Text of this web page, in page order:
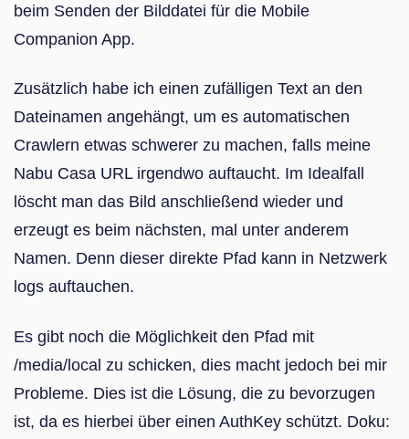
beim Senden der Bilddatei für die Mobile
Companion App.
Zusätzlich habe ich einen zufälligen Text an den
Dateinamen angehängt, um es automatischen
Crawlern etwas schwerer zu machen, falls meine
Nabu Casa URL irgendwo auftaucht. Im Idealfall
löscht man das Bild anschließend wieder und
erzeugt es beim nächsten, mal unter anderem
Namen. Denn dieser direkte Pfad kann in Netzwerk
logs auftauchen.
Es gibt noch die Möglichkeit den Pfad mit
/media/local zu schicken, dies macht jedoch bei mir
Probleme. Dies ist die Lösung, die zu bevorzugen
ist, da es hierbei über einen AuthKey schützt. Doku: